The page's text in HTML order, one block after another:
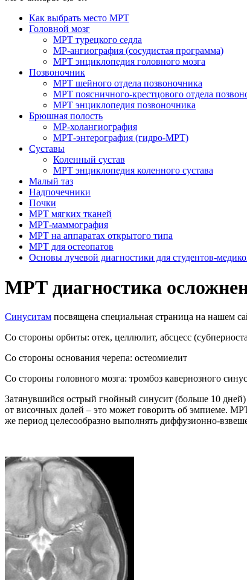
Как выбрать место МРТ
Головной мозг
МРТ турецкого седла
МР-ангиография (сосудистая программа)
МРТ энциклопедия головного мозга
Позвоночник
МРТ шейного отдела позвоночника
МРТ поясничного-крестцового отдела
МРТ энциклопедия позвоночника
Брюшная полость
МР-холангиография
МРТ-энтерография (гидро-МРТ)
Суставы
Коленный сустав
МРТ энциклопедия коленного сустава
Малый таз
Надпочечники
Почки
МРТ мягких тканей
МРТ-маммография
МРТ на аппаратах открытого типа
МРТ для остеопатов
Основы лучевой диагностики для студентов-
МРТ диагностика
Синуситам посвящена специальная страница на нашем
Со стороны орбиты: отек, целлюлит, абсцесс
Со стороны основания черепа: остеомиелит
Со стороны головного мозга: тромбоз кавернозного
Затянувшийся острый гнойный синусит (больше 10
от височных долей – это может говорить об эмпиеме.
же период целесообразно выполнять диффузионно-